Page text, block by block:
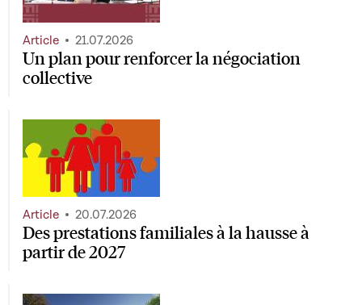
Un plan pour renforcer la négociation
collective
Article 21.07.2026
Des prestations familiales à la hausse à
partir de 2027
Article 20.07.2026